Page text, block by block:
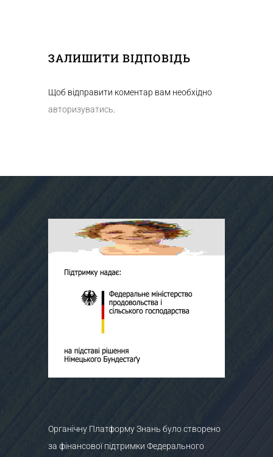
ЗАЛИШИТИ ВІДПОВІДЬ
Щоб відправити коментар вам необхідно
авторизуватись
Органічну Платформу Знань було створено
за фінансової підтримки Федерального